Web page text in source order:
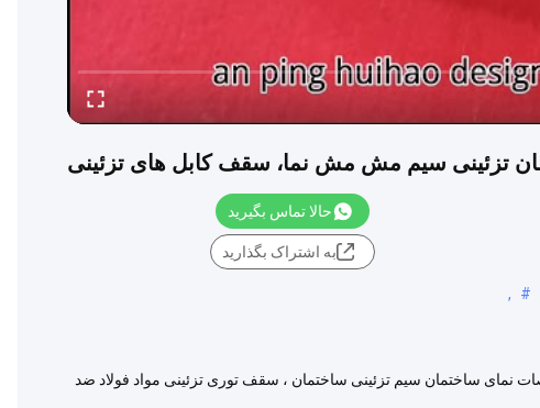
تزئینی سیم مش مش نما، سقف کابل های تزئینی
حالا تماس بگیرید
به اشتراک بگذارید
#
,
سیم تزئینی ساختمان ، سقف توری تزئینی ساختمان 1. مشخصات نمای ساختمان سیم تزئینی ساختمان ، سقف توری تزئینی مواد فولاد ضد